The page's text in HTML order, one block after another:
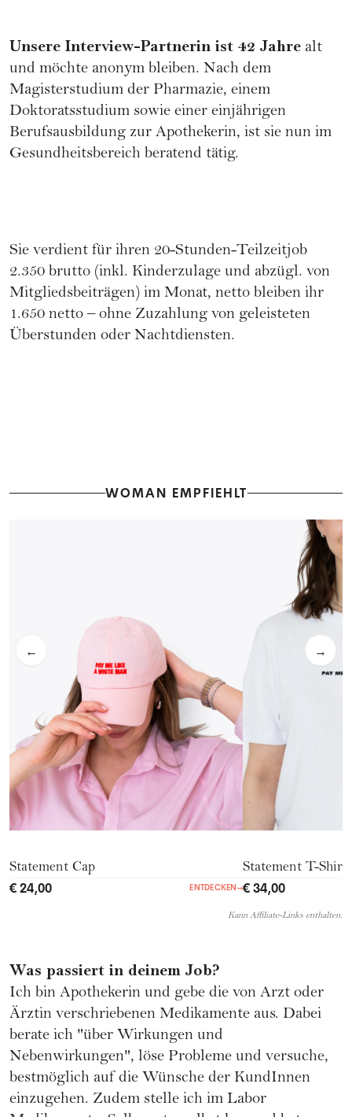
Unsere Interview-Partnerin ist 42 Jahre alt
und möchte anonym bleiben. Nach dem
Magisterstudium der Pharmazie, einem
Doktoratsstudium sowie einer einjährigen
Berufsausbildung zur Apothekerin, ist sie nun im
Gesundheitsbereich beratend tätig.
Sie verdient für ihren 20-Stunden-Teilzeitjob
2.350 brutto (inkl. Kinderzulage und abzügl. von
Mitgliedsbeiträgen) im Monat, netto bleiben ihr
1.650 netto – ohne Zuzahlung von geleisteten
Überstunden oder Nachtdiensten.
WOMAN EMPFIEHLT
← →
Statement Cap
€ 24,00 ENTDECKEN →
Statement T-Shirt
€ 34,00
Kann Affiliate-Links enthalten.
Was passiert in deinem Job?
Ich bin Apothekerin und gebe die von Arzt oder
Ärztin verschriebenen Medikamente aus. Dabei
berate ich "über Wirkungen und
Nebenwirkungen", löse Probleme und versuche,
bestmöglich auf die Wünsche der KundInnen
einzugehen. Zudem stelle ich im Labor